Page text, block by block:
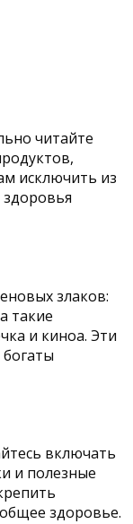
читайте
исключить из
злаков:
такие
и киноа. Эти
включать
и полезные
здоровье.